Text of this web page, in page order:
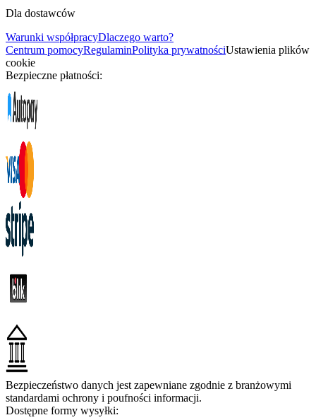
Dla dostawców
Warunki współpracyDlaczego warto?
Centrum pomocyRegulaminPolityka prywatnościUstawienia plików
cookie
Bezpieczne płatności:
Bezpieczeństwo danych jest zapewniane zgodnie z branżowymi
standardami ochrony i poufności informacji.
Dostępne formy wysyłki: